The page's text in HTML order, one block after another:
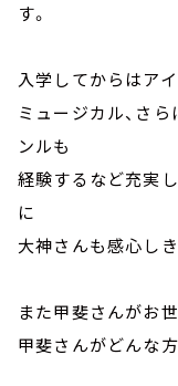
す。
入学してからはア
ミュージカル、さ
ンルも
経験するなど充実
に
大神さんも感心しき
また甲斐さんがお
甲斐さんがどんな